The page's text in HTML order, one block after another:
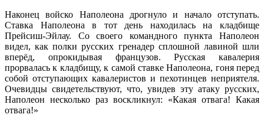
Наконец войско Наполеона дрогнуло и начало отступать.
Ставка Наполеона в тот день находилась на кладбище
Прейсиш-Эйлау. Со своего командного пункта Наполеон
видел, как полки русских гренадер сплошной лавиной шли
вперёд, опрокидывая французов. Русская кавалерия
прорвалась к кладбищу, к самой ставке Наполеона, гоня перед
собой отступающих кавалеристов и пехотинцев неприятеля.
Очевидцы свидетельствуют, что, увидев эту атаку русских,
Наполеон несколько раз воскликнул: «Какая отвага! Какая
отвага!»